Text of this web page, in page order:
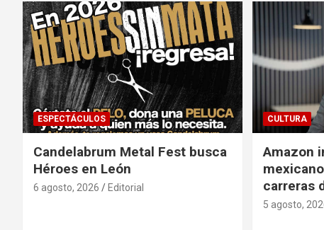
ESPECTÁCULOS
Candelabrum Metal Fest busca
Héroes en León
6 agosto, 2026 Editorial
CULTURA
Amazon
carreras
5 agosto,